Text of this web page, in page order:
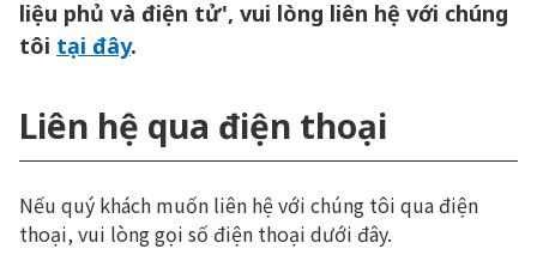
liệu phủ và điện tử', vui lòng liên hệ với chúng
tôi tại đây.
Liên hệ qua điện thoại
Nếu quý khách muốn liên hệ với chúng tôi qua điện
thoại, vui lòng gọi số điện thoại dưới đây.